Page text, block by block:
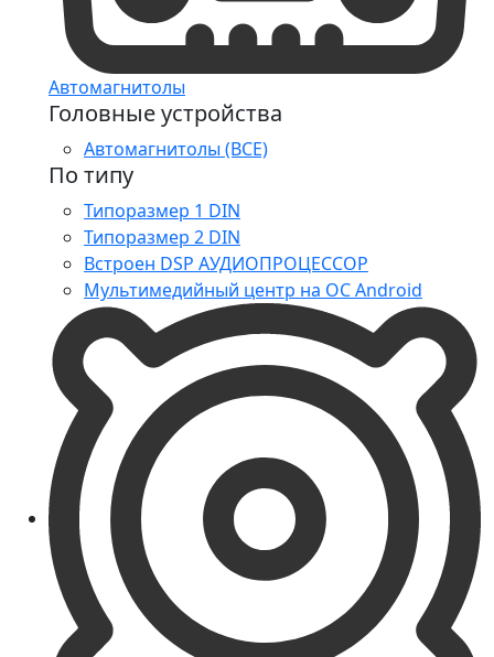
Автомагнитолы
Головные устройства
Автомагнитолы (ВСЕ)
По типу
Типоразмер 1 DIN
Типоразмер 2 DIN
Встроен DSP АУДИОПРОЦЕССОР
Мультимедийный центр на ОС Android